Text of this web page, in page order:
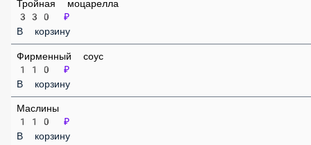
Тройная моцарелла
330 ₽
В корзину
Фирменный соус
110 ₽
В корзину